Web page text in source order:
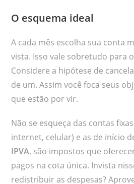
O esquema ideal
A cada mês escolha sua conta
vista. Isso vale sobretudo para
Considere a hipótese de
de um. Assim você foca seus
que estão por vir.
Não se esqueça das contas
internet, celular) e as de início
IPVA, são impostos que
pagos na cota única. Invista
redistribuir as despesas?